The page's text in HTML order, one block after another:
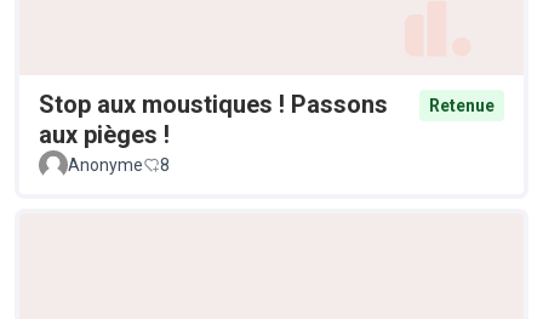
Stop aux moustiques ! Passons
aux pièges !
Retenue
Anonyme 8